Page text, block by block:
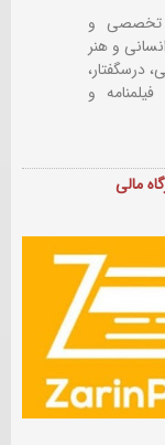
تخصصی و
و هنر
درسگفتار،
فیلمنامه و
مالی